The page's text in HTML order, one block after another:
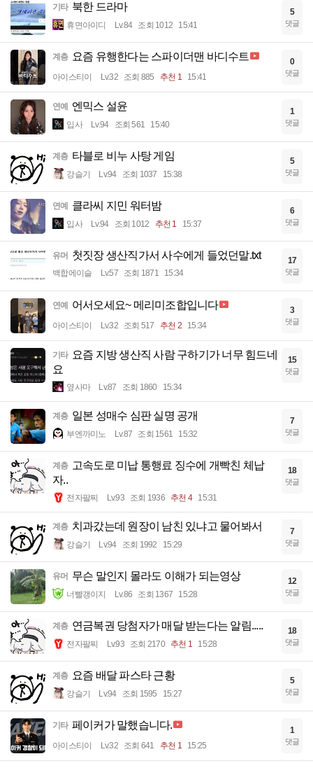
기타 북한 드라마
휴면아이디 Lv.84 조회 1012 15:41
5
댓글
계층 요즘 유행한다는 스파이더맨 바디수트
아이스티이 Lv.32 조회 885 추천 1 15:41
0
댓글
연예 엔믹스 설윤
입사 Lv.94 조회 561 15:40
1
댓글
계층 타블로 비누 사탕 게임
강슬기 Lv.94 조회 1037 15:38
5
댓글
연예 클라씨 지민 워터밤
입사 Lv.94 조회 1012 추천 1 15:37
6
댓글
유머 첫짓장 생산직가서 사수에게 들었던말.txt
백합에이슬 Lv.57 조회 1871 15:34
17
댓글
연예 어서오세요~ 메리미조합입니다
아이스티이 Lv.32 조회 517 추천 2 15:34
3
댓글
기타 요즘 지방 생산직 사람 구하기가 너무 힘드네
요
옆사마 Lv.87 조회 1860 15:34
15
댓글
계층 일본 성매수 심판 실명 공개
부엔까미노 Lv.87 조회 1561 15:32
7
댓글
계층 고속도로 미납 통행료 징수에 개빡친 체납
자..
전자팔찌 Lv.93 조회 1936 추천 4 15:31
18
댓글
계층 치과갔는데 원장이 남친 있냐고 물어봐서
강슬기 Lv.94 조회 1992 15:29
7
댓글
유머 무슨 말인지 몰라도 이해가 되는영상
너빨갱이지 Lv.86 조회 1367 15:28
12
댓글
계층 연금복권 당첨자가 매달 받는다는 알림.....
전자팔찌 Lv.93 조회 2170 추천 1 15:28
18
댓글
계층 요즘 배달 파스타 근황
강슬기 Lv.94 조회 1595 15:27
5
댓글
기타 페이커가 말했습니다.
아이스티이 Lv.32 조회 641 추천 1 15:25
1
댓글